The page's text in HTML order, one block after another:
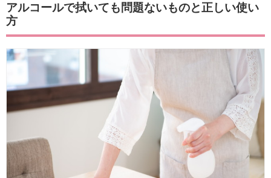
アルコールで拭いても問題ないものと正しい使い
方